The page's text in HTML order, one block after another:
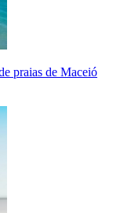
praias de Maceió